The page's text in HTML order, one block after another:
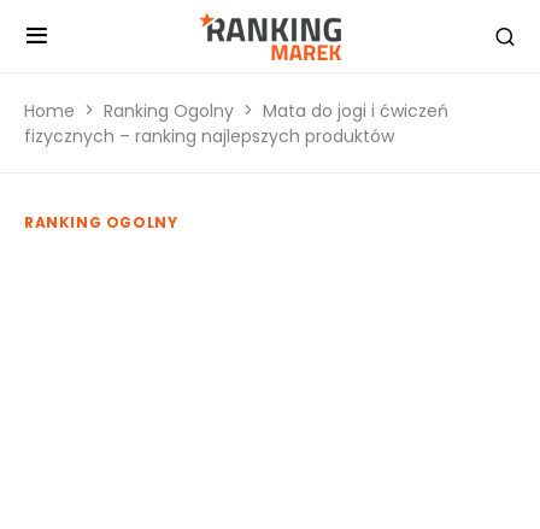
Home Ranking Ogolny
Mata do jogi i ćwiczeń
fizycznych – ranking najlepszych produktów
RANKING OGOLNY